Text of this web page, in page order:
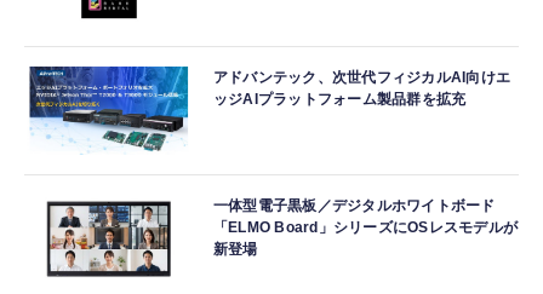
アドバンテック、次世代フィジカルAI向けエ
ッジAIプラットフォーム製品群を拡充
一体型電子黒板／デジタルホワイトボード
「ELMO Board」シリーズにOSレスモデルが
新登場